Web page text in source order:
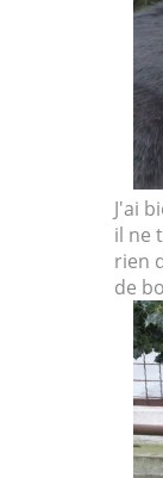
J'ai
il ne
rien
de